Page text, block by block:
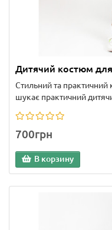
Дитячий костюм для
Стильний та
шукає практичний
700грн
В корзину